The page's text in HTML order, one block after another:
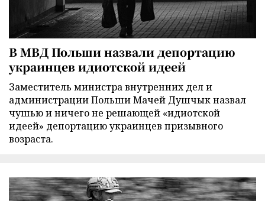
В МВД Польши назвали депортацию
украинцев идиотской идеей
Заместитель министра внутренних дел и
администрации Польши Мачей Душчык назвал
чушью и ничего не решающей «идиотской
идеей» депортацию украинцев призывного
возраста.